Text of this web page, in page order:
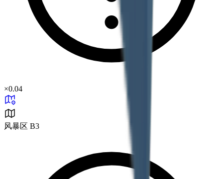
×0.04
风暴区 B3